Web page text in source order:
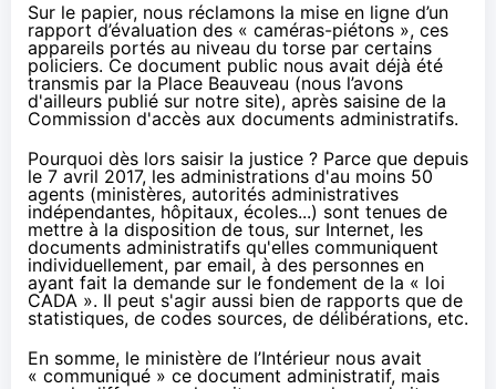
Sur le papier, nous réclamons la mise en ligne d’un
rapport d’évaluation des « caméras-piétons », ces
appareils portés au niveau du torse par certains
policiers. Ce document public nous avait déjà été
transmis par la Place Beauveau (nous l’avons
d'ailleurspublié sur notre site), après saisine de la
Commission d'accès aux documents administratifs.
Pourquoi dès lors saisir la justice ? Parce que depuis
le 7 avril 2017, les administrations d'au moins 50
agents (ministères, autorités administratives
indépendantes, hôpitaux, écoles...) sont tenues de
mettre à la disposition de tous, sur Internet, les
documents administratifs qu'elles communiquent
individuellement, par email, à des personnes en
ayant fait la demande sur le fondement de la « loi
CADA ». Il peut s'agir aussi bien de rapports que de
statistiques, de codes sources, de délibérations, etc.
En somme, le ministère de l’Intérieur nous avait
« communiqué » ce document administratif, mais